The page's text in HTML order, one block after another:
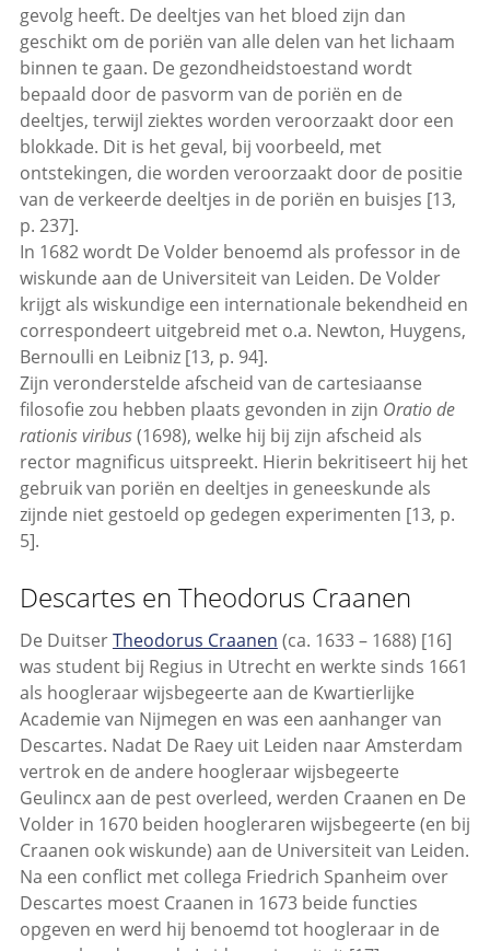
gevolg heeft. De deeltjes van het bloed zijn dan
geschikt om de poriën van alle delen van het lichaam
binnen te gaan. De gezondheidstoestand wordt
bepaald door de pasvorm van de poriën en de
deeltjes, terwijl ziektes worden veroorzaakt door een
blokkade. Dit is het geval, bij voorbeeld, met
ontstekingen, die worden veroorzaakt door de positie
van de verkeerde deeltjes in de poriën en buisjes [13,
p. 237].
In 1682 wordt De Volder benoemd als professor in de
wiskunde aan de Universiteit van Leiden. De Volder
krijgt als wiskundige een internationale bekendheid en
correspondeert uitgebreid met o.a. Newton, Huygens,
Bernoulli en Leibniz [13, p. 94].
Zijn veronderstelde afscheid van de cartesiaanse
filosofie zou hebben plaats gevonden in zijn Oratio de
rationis viribus(1698), welke hij bij zijn afscheid als
rector magnificus uitspreekt. Hierin bekritiseert hij het
gebruik van poriën en deeltjes in geneeskunde als
zijnde niet gestoeld op gedegen experimenten [13, p.
5].
Descartes en Theodorus Craanen
De DuitserTheodorus Craanen (ca. 1633 – 1688) [16]
was student bij Regius in Utrecht en werkte sinds 1661
als hoogleraar wijsbegeerte aan de Kwartierlijke
Academie van Nijmegen en was een aanhanger van
Descartes. Nadat De Raey uit Leiden naar Amsterdam
vertrok en de andere hoogleraar wijsbegeerte
Geulincx aan de pest overleed, werden Craanen en De
Volder in 1670 beiden hoogleraren wijsbegeerte (en bij
Craanen ook wiskunde) aan de Universiteit van Leiden.
Na een conflict met collega Friedrich Spanheim over
Descartes moest Craanen in 1673 beide functies
opgeven en werd hij benoemd tot hoogleraar in de